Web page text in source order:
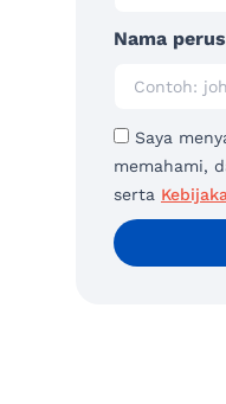
Nama
Saya
memahami,
serta